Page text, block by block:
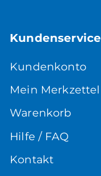
Kundenservice
Kundenkonto
Mein Merkzettel
Warenkorb
Hilfe / FAQ
Kontakt